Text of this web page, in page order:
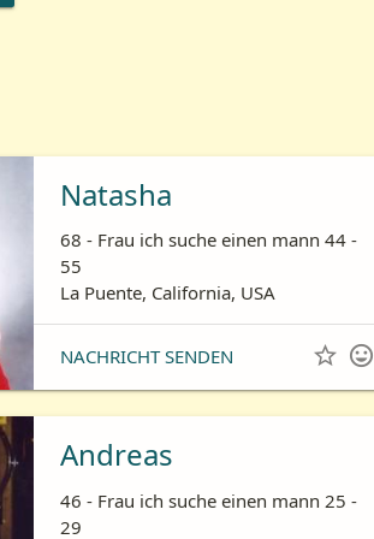
Natasha
68 - Frau ich suche einen mann 44 -
55
La Puente, California, USA
NACHRICHT SENDEN  
Andreas
46 - Frau ich suche einen mann 25 -
29